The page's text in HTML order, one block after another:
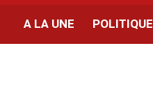
A LA UNE POLITIQUE